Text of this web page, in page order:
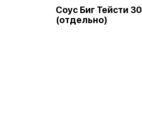
Соус Биг Тейсти 30
(отдельно)